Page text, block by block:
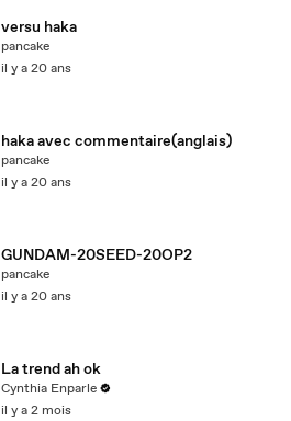
versu haka
pancake
il y a 20 ans
haka avec commentaire(anglais)
pancake
il y a 20 ans
GUNDAM-20SEED-20OP2
pancake
il y a 20 ans
La trend ah ok
Cynthia Enparle
il y a 2 mois